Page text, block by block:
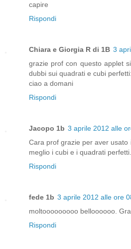
capire
Rispondi
Chiara e Giorgia R di 1B 3
grazie prof con questo applet
dubbi sui quadrati e cubi
ciao a domani
Rispondi
Jacopo 1b 3 aprile 2012 alle
Cara prof grazie per aver
meglio i cubi e i quadrati
Rispondi
fede 1b 3 aprile 2012 alle ore
moltooooooooo belloooooo.
Rispondi